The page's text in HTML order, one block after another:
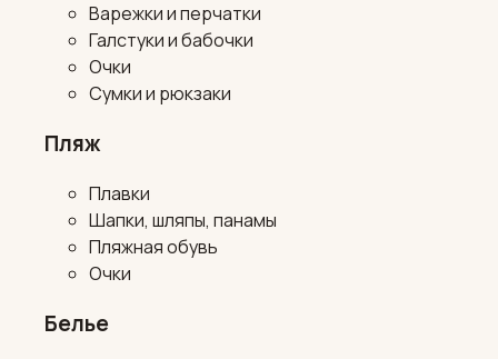
Варежки и перчатки
Галстуки и бабочки
Очки
Сумки и рюкзаки
Пляж
Плавки
Шапки, шляпы, панамы
Пляжная обувь
Очки
Белье